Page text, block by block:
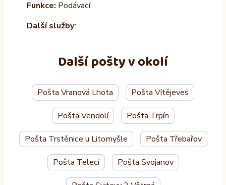
Funkce: Podávací
Další služby:
Další pošty v okolí
Pošta Vranová Lhota Pošta Vítějeves
Pošta Vendolí Pošta Trpín
Pošta Trstěnice u Litomyšle Pošta Třebařov
Pošta Telecí Pošta Svojanov